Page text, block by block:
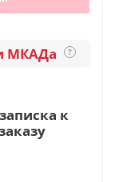
МКАДа ?
к